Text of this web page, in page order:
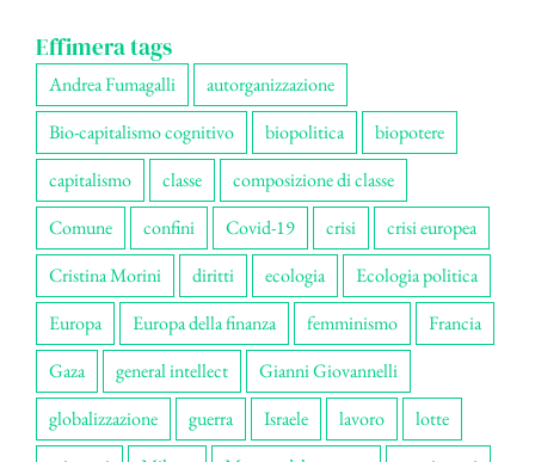
Effimera tags
Andrea Fumagalli
autorganizzazione
Bio-capitalismo cognitivo
biopolitica
biopotere
capitalismo
classe
composizione di classe
Comune
confini Covid-19 crisi
crisi europea
Cristina Morini
diritti ecologia
Ecologia politica
Europa
Europa della finanza femminismo
Francia
Gaza
general intellect
Gianni Giovannelli
globalizzazione
guerra Israele lavoro
lotte